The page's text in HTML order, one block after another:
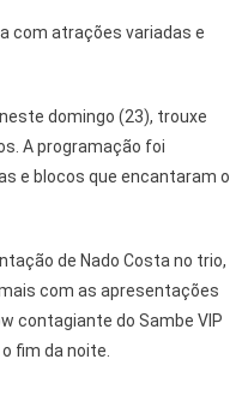
com atrações variadas e
domingo (23), trouxe
A programação foi
e blocos que encantaram o
de Nado Costa no trio,
com as apresentações
contagiante do Sambe VIP
fim da noite.